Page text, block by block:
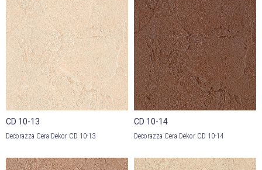
CD 10-13
Decorazza Cera Dekor CD 10-13
CD 10-14
Decorazza Cera Dekor CD 10-14